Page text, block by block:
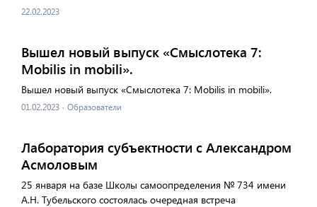
22.02.2023
Вышел новый выпуск «Смыслотека 7:
Mobilis in mobili».
Вышел новый выпуск «Смыслотека 7: Mobilis in mobili».
01.02.2023 · Образователи
Лаборатория субъектности с Александром
Асмоловым
25 января на базе Школы самоопределения № 734 имени
А.Н. Тубельского состоялась очередная встреча